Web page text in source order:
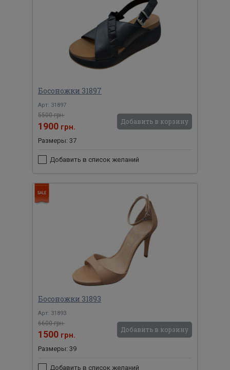
Босоножки 31897
Арт: 31897
5500 грн.
1900 грн.
Добавить в корзину
Размеры: 37
Добавить в список желаний
Босоножки 31893
Арт: 31893
6600 грн.
1500 грн.
Добавить в корзину
Размеры: 39
Добавить в список желаний